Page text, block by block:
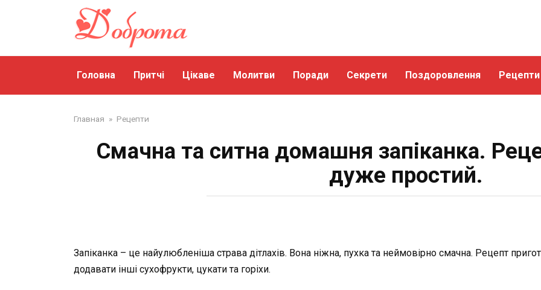
Головна Притчі Цікаве Молитви Поради Секрети Поздоровлення Рецепти
Главная » Рецепти
Смачна та ситна домашня запіканка.
дуже простий.
Запіканка – це найулюбленіша страва дітлахів. Вона ніжна, пухка та неймовірно смачна. Рецепт
додавати інші сухофрукти, цукати та горіхи.